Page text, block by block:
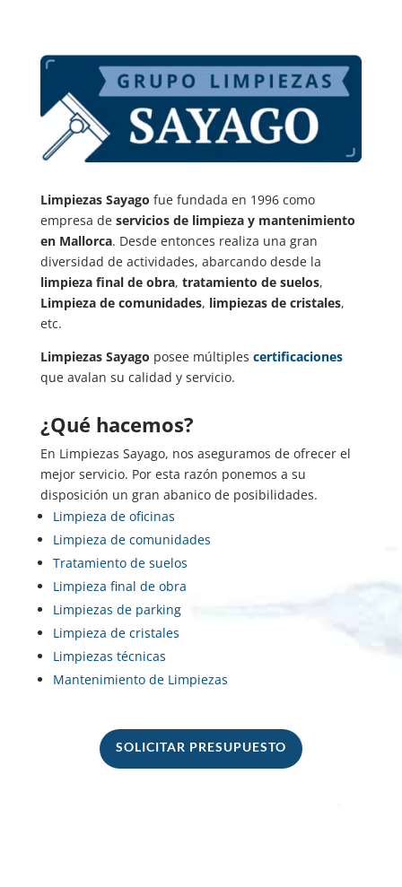
Limpiezas Sayago fue fundada en 1996 como
empresa de servicios de limpieza y mantenimiento
en Mallorca. Desde entonces realiza una gran
diversidad de actividades, abarcando desde la
limpieza final de obra, tratamiento de suelos,
Limpieza de comunidades, limpiezas de cristales,
etc.
Limpiezas Sayago posee múltiples certificaciones
que avalan su calidad y servicio.
¿Qué hacemos?
En Limpiezas Sayago, nos aseguramos de ofrecer el
mejor servicio. Por esta razón ponemos a su
disposición un gran abanico de posibilidades.
Limpieza de oficinas
Limpieza de comunidades
Tratamiento de suelos
Limpieza final de obra
Limpiezas de parking
Limpieza de cristales
Limpiezas técnicas
Mantenimiento de Limpiezas
SOLICITAR PRESUPUESTO